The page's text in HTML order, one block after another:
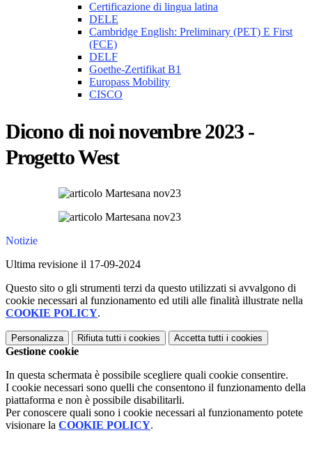
Certificazione di lingua latina
DELE
Cambridge English: Preliminary (PET) E First
(FCE)
DELF
Goethe-Zertifikat B1
Europass Mobility
CISCO
Dicono di noi novembre 2023 -
Progetto West
Notizie
Ultima revisione il 17-09-2024
Questo sito o gli strumenti terzi da questo utilizzati si avvalgono di
cookie necessari al funzionamento ed utili alle finalità illustrate nella
COOKIE POLICY.
Personalizza Rifiuta tutti i cookies Accetta tutti i cookies
Gestione cookie
In questa schermata è possibile scegliere quali cookie consentire.
I cookie necessari sono quelli che consentono il funzionamento della
piattaforma e non è possibile disabilitarli.
Per conoscere quali sono i cookie necessari al funzionamento potete
visionare la COOKIE POLICY.